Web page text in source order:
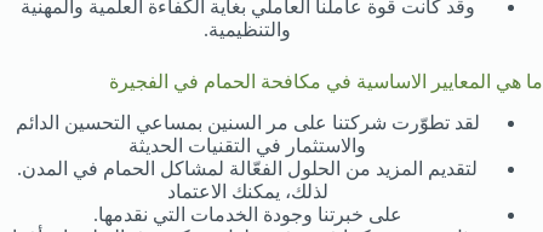
وقد كانت قوة عاملنا العاملي بغاية الكفاءة العلمية والمهنية
والتنظيمية.
ما هي المعايير الاساسية في مكافحة الحمام في الفجيرة
لقد تطوّرت شركتنا على مر السنين بمساعي التحسين الدائم
والاستثمار في التقنيات الحديثة
لتقديم المزيد من الحلول الفعّالة لمشاكل الحمام في المدن.
لذلك، يمكنك الاعتماد
على خبرتنا وجودة الخدمات التي نقدمها.